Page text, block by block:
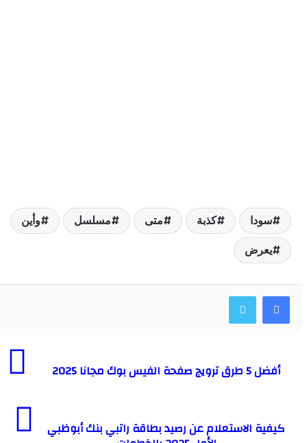
كذبة متى مسلسل وأين
الاستعلام عن رصيد بطاقة راتبي بنك أبوظبي